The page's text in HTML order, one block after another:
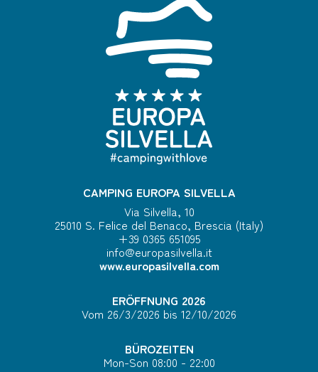
CAMPING EUROPA SILVELLA
Via Silvella, 10
25010 S. Felice del Benaco, Brescia (Italy)
+39 0365 651095
info@europasilvella.it
www.europasilvella.com
BÜROZEITEN
Mon-Son 08:00 - 22:00
ERÖFFNUNG 2026
Vom 26/3/2026 bis 12/10/2026